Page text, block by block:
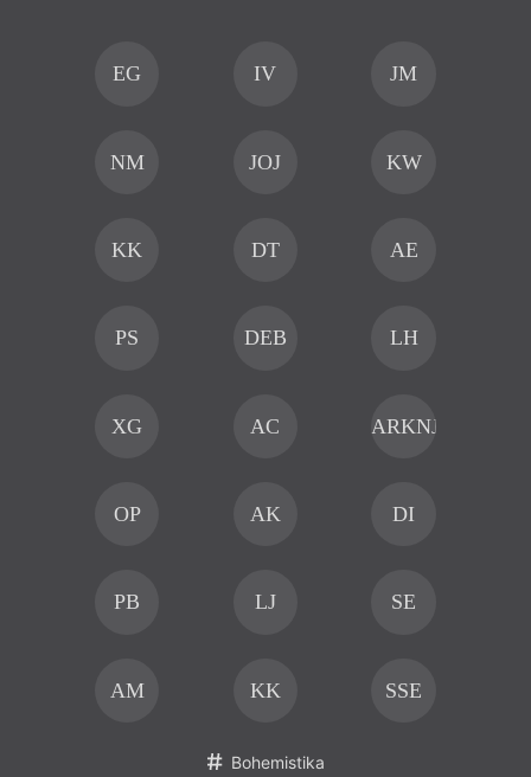
EG IV JM
NM JOJ KW
KK DT AE
PS DEB LH
XG AC ARKNJAI
OP AK DI
PB LJ SE
AM KK SSE
Bohemistika